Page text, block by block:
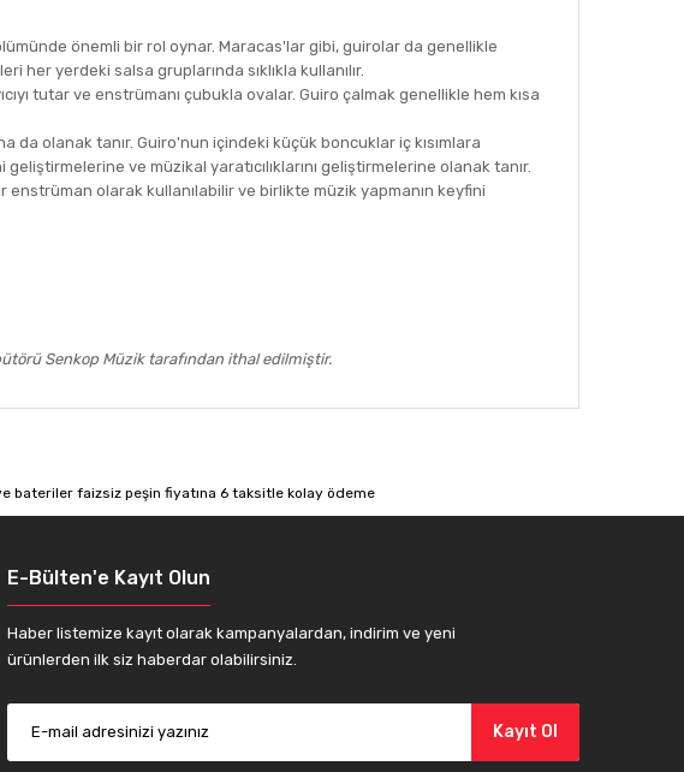
önemli bir rol oynar. Maracas'lar gibi, guirolar da genellikle
her yerdeki salsa gruplarında sıklıkla kullanılır.
tutar ve enstrümanı çubukla ovalar. Guiro çalmak genellikle hem kısa
olanak tanır. Guiro'nun içindeki küçük boncuklar iç kısımlara
ve müzikal yaratıcılıklarını geliştirmelerine olanak tanır.
enstrüman olarak kullanılabilir ve birlikte müzik yapmanın keyfini
Senkop Müzik tarafından ithal edilmiştir.
E-Bülten'e Kayıt Olun
Haber listemize kayıt olarak kampanyalardan, indirim ve yeni
ürünlerden ilk siz haberdar olabilirsiniz.
Kayıt Ol